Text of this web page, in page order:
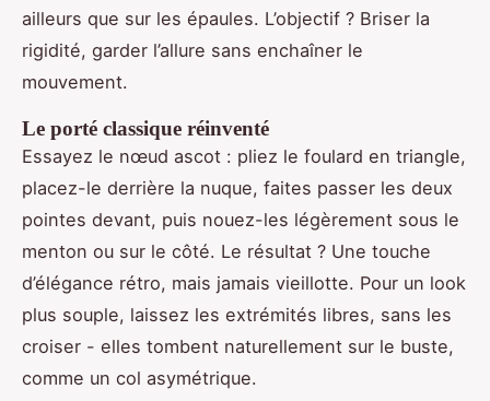
ailleurs que sur les épaules. L’objectif ? Briser la
rigidité, garder l’allure sans enchaîner le
mouvement.
Le porté classique réinventé
Essayez le nœud ascot : pliez le foulard en triangle,
placez-le derrière la nuque, faites passer les deux
pointes devant, puis nouez-les légèrement sous le
menton ou sur le côté. Le résultat ? Une touche
d’élégance rétro, mais jamais vieillotte. Pour un look
plus souple, laissez les extrémités libres, sans les
croiser - elles tombent naturellement sur le buste,
comme un col asymétrique.